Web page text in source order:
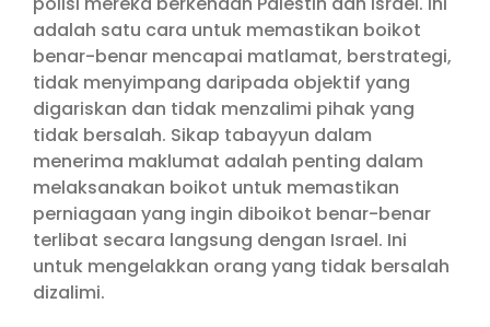
adalah satu cara untuk memastikan boikot
benar-benar mencapai matlamat, berstrategi,
tidak menyimpang daripada objektif yang
digariskan dan tidak menzalimi pihak yang
tidak bersalah. Sikap tabayyun dalam
menerima maklumat adalah penting dalam
melaksanakan boikot untuk memastikan
perniagaan yang ingin diboikot benar-benar
terlibat secara langsung dengan Israel. Ini
untuk mengelakkan orang yang tidak bersalah
dizalimi.